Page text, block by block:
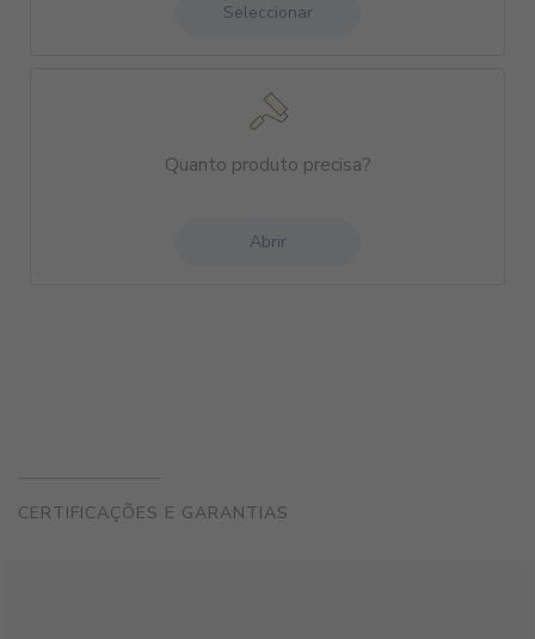
Seleccionar
Quanto produto precisa?
Abrir
CERTIFICAÇÕES E GARANTIAS